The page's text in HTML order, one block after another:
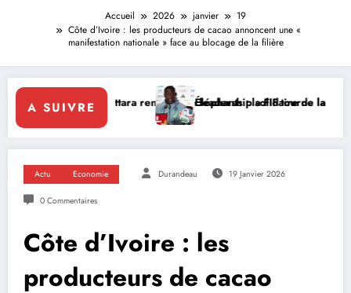
Accueil 2026 janvier
19
Côte d’Ivoire : les producteurs de cacao annoncent une «
manifestation nationale » face au blocage de la filière
A SUIVRE
renforce le leadership solidaire de la Côte d’Ivoire en
Éléphants : la FIF tourne la page Emerse Faé
Actu Economie Durandeau 19 Janvier 2026
0 Commentaires
Côte d’Ivoire : les
producteurs de cacao